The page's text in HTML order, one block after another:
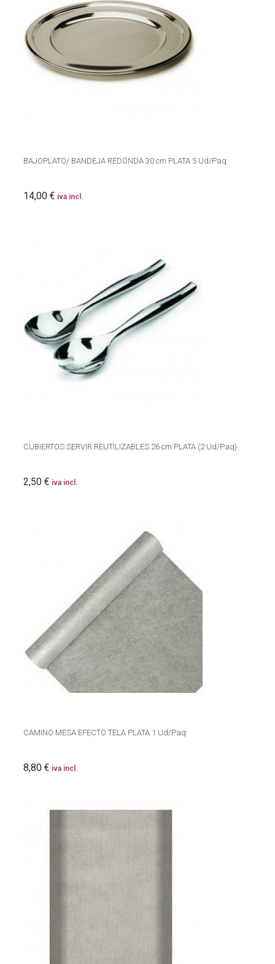
BAJOPLATO/ BANDEJA REDONDA 30 cm PLATA 5 Ud/Paq
14,00 € iva incl.
CUBIERTOS SERVIR REUTILIZABLES 26 cm PLATA (2 Ud/Paq)
2,50 € iva incl.
CAMINO MESA EFECTO TELA PLATA 1 Ud/Paq
8,80 € iva incl.